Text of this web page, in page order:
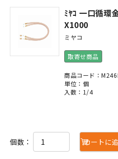
ﾐﾔｺ 一口循環
X1000
ミヤコ
取寄せ商品
商品コード：
単位：個
入数：1/4
個数： カートに